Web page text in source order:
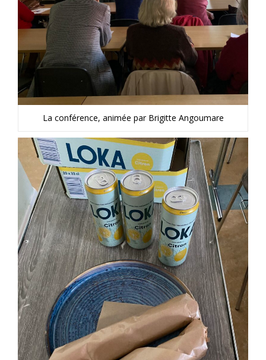
La conférence, animée par Brigitte Angoumare